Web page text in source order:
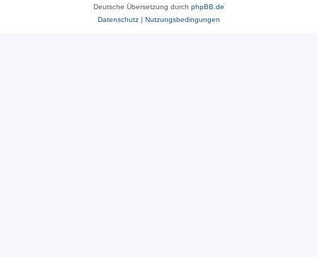
Deutsche Übersetzung durch phpBB.de
Datenschutz| Nutzungsbedingungen